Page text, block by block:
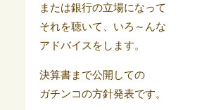
または銀行の立場になって
それを聴いて、いろ～んな
アドバイスをします。
決算書まで公開しての
ガチンコの方針発表です。